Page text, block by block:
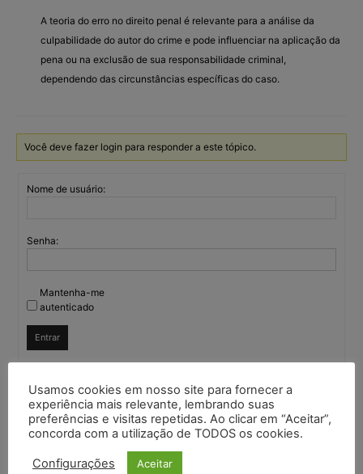
A teoria do erro no direito penal é relevante para a análise da
culpabilidade do autor do crime e pode influenciar na aplicação da
pena ou na exclusão de sua responsabilidade criminal,
dependendo das circunstâncias específicas do caso.
Você deve fazer login para responder a este tópico.
Nome de usuário:
Senha:
Mantenha-me
autenticado
Entrar
Continuar comGoogle
Usamos cookies em nosso site para fornecer a
experiência mais relevante, lembrando suas
preferências e visitas repetidas. Ao clicar em “Aceitar”,
concorda com a utilização de TODOS os cookies.
Configurações Aceitar